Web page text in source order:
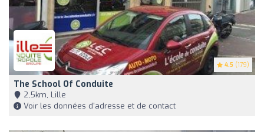
4.5 (179)
The School Of Conduite
2,5km, Lille
Voir les données d'adresse et de contact